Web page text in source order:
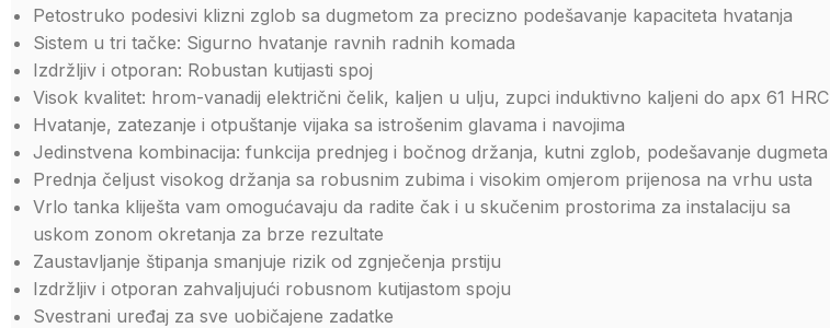
Petostruko podesivi klizni zglob sa dugmetom za precizno podešavanje kapaciteta hvatanja
Sistem u tri tačke: Sigurno hvatanje ravnih radnih komada
Izdržljiv i otporan: Robustan kutijasti spoj
Visok kvalitet: hrom-vanadij električni čelik, kaljen u ulju, zupci induktivno kaljeni do apx 61 HRC
Hvatanje, zatezanje i otpuštanje vijaka sa istrošenim glavama i navojima
Jedinstvena kombinacija: funkcija prednjeg i bočnog držanja, kutni zglob, podešavanje dugmeta
Prednja čeljust visokog držanja sa robusnim zubima i visokim omjerom prijenosa na vrhu usta
Vrlo tanka kliješta vam omogućavaju da radite čak i u skučenim prostorima za instalaciju sa
uskom zonom okretanja za brze rezultate
Zaustavljanje štipanja smanjuje rizik od zgnječenja prstiju
Izdržljiv i otporan zahvaljujući robusnom kutijastom spoju
Svestrani uređaj za sve uobičajene zadatke